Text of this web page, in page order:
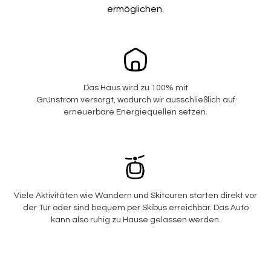
ermöglichen.
Das Haus wird zu 100% mit
Grünstrom versorgt, wodurch wir ausschließlich auf
erneuerbare Energiequellen setzen.
Viele Aktivitäten wie Wandern und Skitouren starten direkt vor
der Tür oder sind bequem per Skibus erreichbar. Das Auto
kann also ruhig zu Hause gelassen werden.